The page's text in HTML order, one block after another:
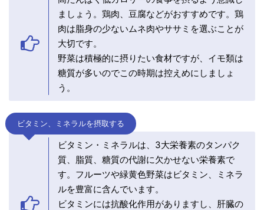
ましょう。鶏肉、豆腐などがおすすめです。鶏
肉は脂身の少ないムネ肉やササミを選ぶことが
大切です。
野菜は積極的に摂りたい食材ですが、イモ類は
糖質が多いのでこの時期は控えめにしましょ
う。
ビタミン、ミネラルを摂取する
ビタミン・ミネラルは、3大栄養素のタンパク
質、脂質、糖質の代謝に欠かせない栄養素で
す。フルーツや緑黄色野菜はビタミン、ミネラ
ルを豊富に含んでいます。
ビタミンには抗酸化作用がありますし、肝臓の